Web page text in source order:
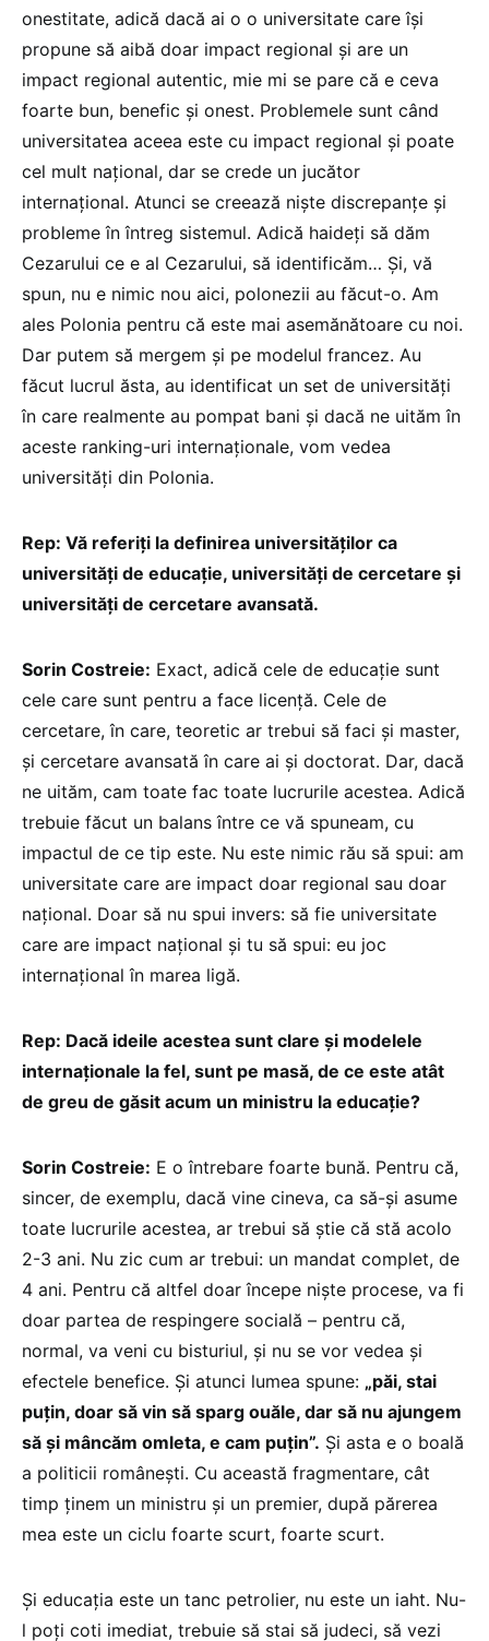
onestitate, adică dacă ai o o universitate care își
propune să aibă doar impact regional și are un
impact regional autentic, mie mi se pare că e ceva
foarte bun, benefic și onest. Problemele sunt când
universitatea aceea este cu impact regional și poate
cel mult național, dar se crede un jucător
internațional. Atunci se creează niște discrepanțe și
probleme în întreg sistemul. Adică haideți să dăm
Cezarului ce e al Cezarului, să identificăm… Și, vă
spun, nu e nimic nou aici, polonezii au făcut-o. Am
ales Polonia pentru că este mai asemănătoare cu noi.
Dar putem să mergem și pe modelul francez. Au
făcut lucrul ăsta, au identificat un set de universități
în care realmente au pompat bani și dacă ne uităm în
aceste ranking-uri internaționale, vom vedea
universități din Polonia.
Rep: Vă referiți la definirea universităților ca
universități de educație, universități de cercetare și
universități de cercetare avansată.
Sorin Costreie: Exact, adică cele de educație sunt
cele care sunt pentru a face licență. Cele de
cercetare, în care, teoretic ar trebui să faci și master,
și cercetare avansată în care ai și doctorat. Dar, dacă
ne uităm, cam toate fac toate lucrurile acestea. Adică
trebuie făcut un balans între ce vă spuneam, cu
impactul de ce tip este. Nu este nimic rău să spui: am
universitate care are impact doar regional sau doar
național. Doar să nu spui invers: să fie universitate
care are impact național și tu să spui: eu joc
internațional în marea ligă.
Rep: Dacă ideile acestea sunt clare și modelele
internaționale la fel, sunt pe masă, de ce este atât
de greu de găsit acum un ministru la educație?
Sorin Costreie: E o întrebare foarte bună. Pentru că,
sincer, de exemplu, dacă vine cineva, ca să-și asume
toate lucrurile acestea, ar trebui să știe că stă acolo
2-3 ani. Nu zic cum ar trebui: un mandat complet, de
4 ani. Pentru că altfel doar începe niște procese, va fi
doar partea de respingere socială – pentru că,
normal, va veni cu bisturiul, și nu se vor vedea și
efectele benefice. Și atunci lumea spune: „păi, stai
puțin, doar să vin să sparg ouăle, dar să nu ajungem
să și mâncăm omleta, e cam puțin”. Și asta e o boală
a politicii românești. Cu această fragmentare, cât
timp ținem un ministru și un premier, după părerea
mea este un ciclu foarte scurt, foarte scurt.
Și educația este un tanc petrolier, nu este un iaht. Nu-
l poți coti imediat, trebuie să stai să judeci, să vezi